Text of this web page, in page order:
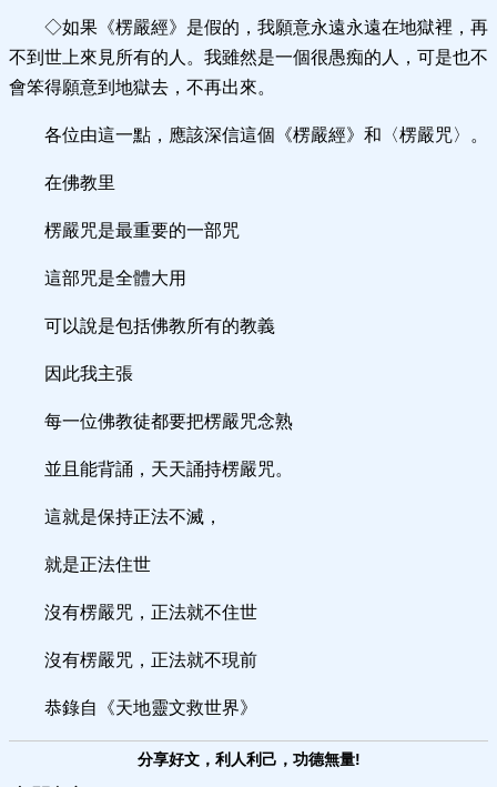
◇如果《楞嚴經》是假的，我願意永遠永遠在地獄裡，再
不到世上來見所有的人。我雖然是一個很愚痴的人，可是也不
會笨得願意到地獄去，不再出來。
各位由這一點，應該深信這個《楞嚴經》和〈楞嚴咒〉。
在佛教里
楞嚴咒是最重要的一部咒
這部咒是全體大用
可以說是包括佛教所有的教義
因此我主張
每一位佛教徒都要把楞嚴咒念熟
並且能背誦，天天誦持楞嚴咒。
這就是保持正法不滅，
就是正法住世
沒有楞嚴咒，正法就不住世
沒有楞嚴咒，正法就不現前
恭錄自《天地靈文救世界》
分享好文，利人利己，功德無量!